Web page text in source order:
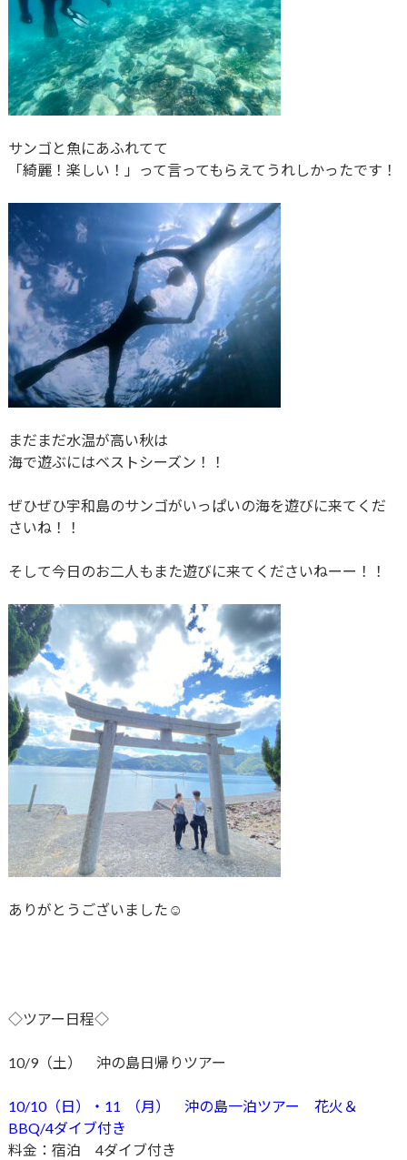
サンゴと魚にあふれてて
「綺麗！楽しい！」って言ってもらえてうれしかったです！
まだまだ水温が高い秋は
海で遊ぶにはベストシーズン！！
ぜひぜひ宇和島のサンゴがいっぱいの海を遊びに来てくだ
さいね！！
そして今日のお二人もまた遊びに来てくださいねーー！！
ありがとうございました☺
◇ツアー日程◇
10/9（土） 沖の島日帰りツアー
10/10（日）・11 （月） 沖の島一泊ツアー 花火＆
BBQ/4ダイブ付き
料金：宿泊 4ダイブ付き